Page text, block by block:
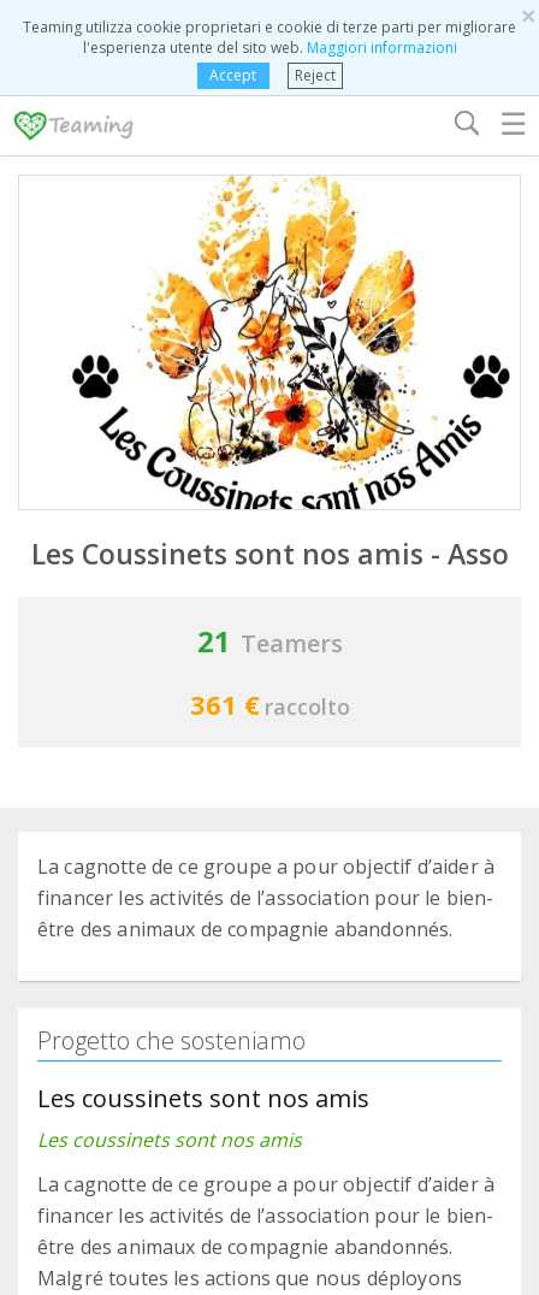
×
Teaming utilizza cookie proprietari e cookie di terze parti per migliorare
l'esperienza utente del sito web. Maggiori informazioni
Accept
Reject
☰
Les Coussinets sont nos amis - Asso
21 Teamers
361 € raccolto
La cagnotte de ce groupe a pour objectif d’aider à
financer les activités de l’association pour le bien-
être des animaux de compagnie abandonnés.
Progetto che sosteniamo
Les coussinets sont nos amis
Les coussinets sont nos amis
La cagnotte de ce groupe a pour objectif d’aider à
financer les activités de l’association pour le bien-
être des animaux de compagnie abandonnés.
Malgré toutes les actions que nous déployons